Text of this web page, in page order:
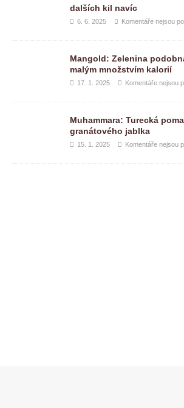
dalších kil navíc
6. 6. 2025 Komentáře nejsou
Mangold: Zelenina
malým množstvím kalorií
17. 1. 2025 Komentáře nejsou
Muhammara: Turecká
granátového jablka
15. 1. 2025 Komentáře nejsou